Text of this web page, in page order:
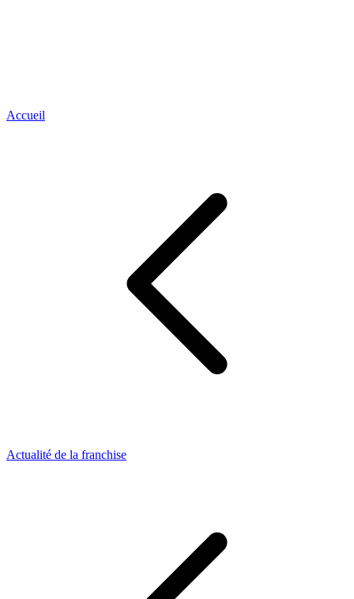
Accueil
Actualité de la franchise